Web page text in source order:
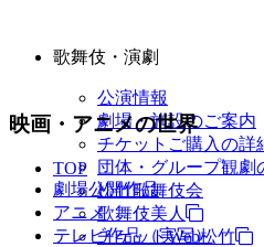
歌舞伎・演劇
公演情報
劇場・施設のご案内
チケットご購入の詳
団体・グループ観劇
松竹歌舞伎会
歌舞伎美人
チケットWeb松竹
映画・アニメの世界
TOP
劇場公開作品
アニメ
テレビ作品（実写）